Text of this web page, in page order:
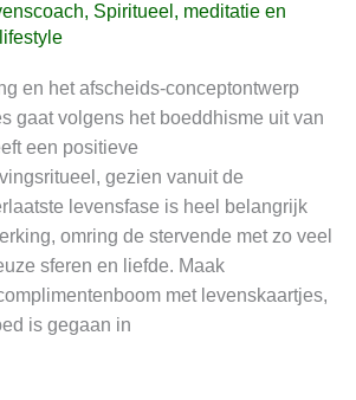
, Spiritueel, meditatie en
en het afscheids-conceptontwerp
gaat volgens het boeddhisme uit van
een positieve
gezien vanuit de
levensfase is heel belangrijk
omring de stervende met zo veel
sferen en liefde. Maak
met levenskaartjes,
is gegaan in